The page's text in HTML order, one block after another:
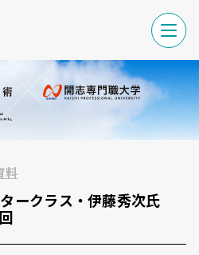
料
ークラス・伊藤秀次氏